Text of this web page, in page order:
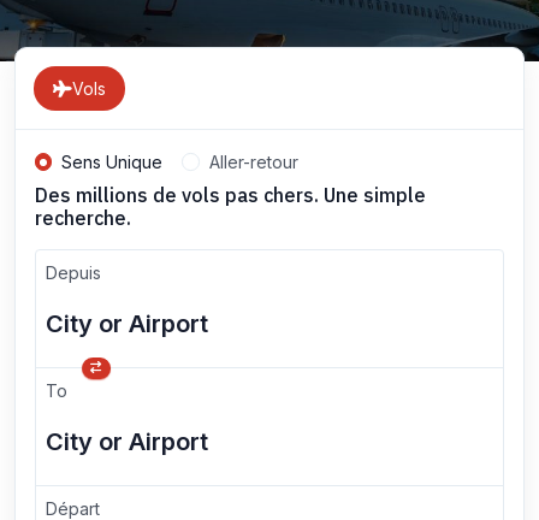
Vols
Sens Unique Aller-retour
Des millions de vols pas chers. Une simple
recherche.
Depuis
To
Départ